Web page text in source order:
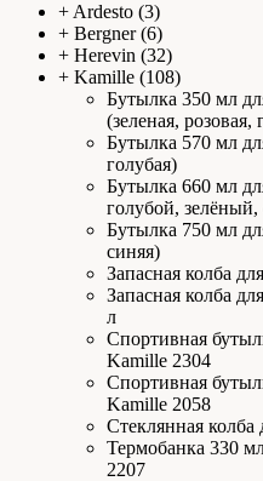
+ Ardesto (3)
+ Bergner(6)
+ Herevin (32)
+ Kamille (108)
Бутылка 350 мл
(зеленая, розовая,
Бутылка 570 мл
голубая)
Бутылка 660 мл
голубой,
Бутылка 750 мл
синяя)
Запасная колба
Запасная колба
л
Спортивная
Kamille 2304
Спортивная
Kamille 2058
Стеклянная колба
Термобанка 330
2207